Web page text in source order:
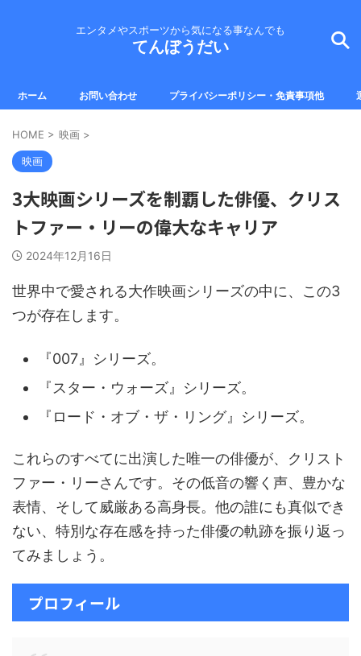
エンタメやスポーツから気になる事なんでも
てんぼうだい
ホーム お問い合わせ プライバシーポリシー・免責事項他
HOME > 映画 >
映画
3大映画シリーズを制覇した俳優、クリス
トファー・リーの偉大なキャリア
2024年12月16日
世界中で愛される大作映画シリーズの中に、この3
つが存在します。
『007』シリーズ。
『スター・ウォーズ』シリーズ。
『ロード・オブ・ザ・リング』シリーズ。
これらのすべてに出演した唯一の俳優が、クリスト
ファー・リーさんです。その低音の響く声、豊かな
表情、そして威厳ある高身長。他の誰にも真似でき
ない、特別な存在感を持った俳優の軌跡を振り返っ
てみましょう。
プロフィール